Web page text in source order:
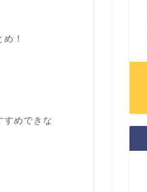
！
すめできな